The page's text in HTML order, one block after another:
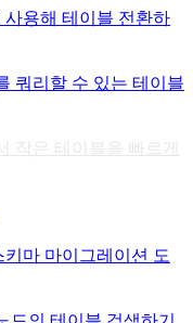
용해 테이블 전환하
쿼리할 수 있는 테이블
작은 테이블을 빠르게
키마 마이그레이션 도